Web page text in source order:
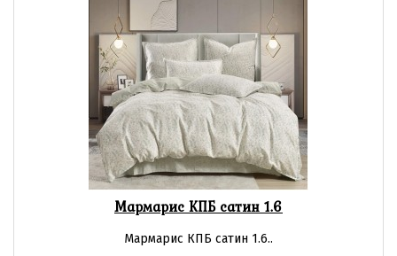
Мармарис КПБ сатин 1.6
Мармарис КПБ сатин 1.6..